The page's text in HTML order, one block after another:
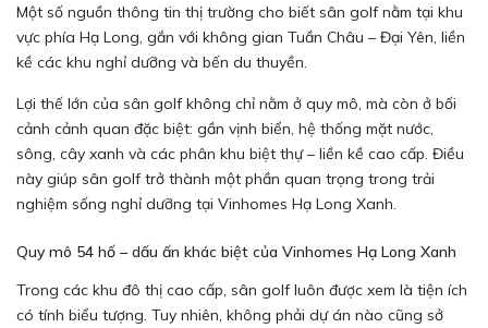
Một số nguồn thông tin thị trường cho biết sân golf nằm tại khu
vực phía Hạ Long, gắn với không gian Tuần Châu – Đại Yên, liền
kề các khu nghỉ dưỡng và bến du thuyền.
Lợi thế lớn của sân golf không chỉ nằm ở quy mô, mà còn ở bối
cảnh cảnh quan đặc biệt: gần vịnh biển, hệ thống mặt nước,
sông, cây xanh và các phân khu biệt thự – liền kề cao cấp. Điều
này giúp sân golf trở thành một phần quan trọng trong trải
nghiệm sống nghỉ dưỡng tại Vinhomes Hạ Long Xanh.
Quy mô 54 hố – dấu ấn khác biệt của Vinhomes Hạ Long Xanh
Trong các khu đô thị cao cấp, sân golf luôn được xem là tiện ích
có tính biểu tượng. Tuy nhiên, không phải dự án nào cũng sở